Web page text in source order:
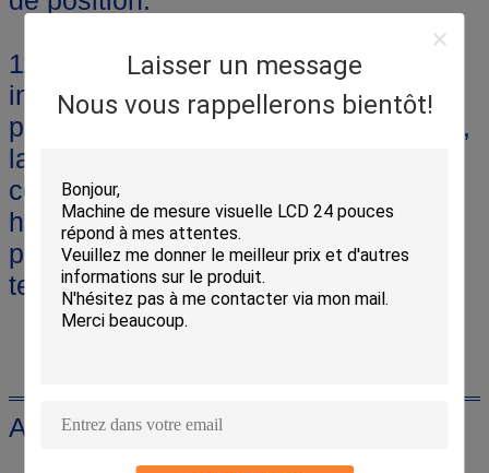
Laisser un message
Nous vous rappellerons bientôt!
11. mode de fonctionnement
indépendant: télécharger le
programme d'utilisateur sur le moteur,
la commande de l'utilisateur est
comprenant paramètres de réglage,
homing, tours par minute, point à
point, opération logique IO,
technologie,saut conditionnel, etc..
Application du projet